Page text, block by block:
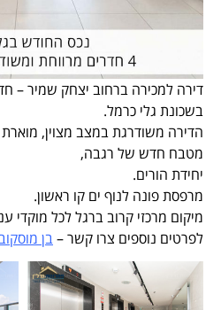
דירה למכירה ברחוב יצחק שמיר –
בשכונת גלי כרמל.
הדירה משודרגת במצב מצוין, מוארת
מטבח חדש של רגבה,
יחידת הורים.
מרפסת פונה לנוף ים קו ראשון.
מיקום מרכזי קרוב ברגל לכל מוקדי
לפרטים נוספים צרו קשר –בן מוסקוביץ'